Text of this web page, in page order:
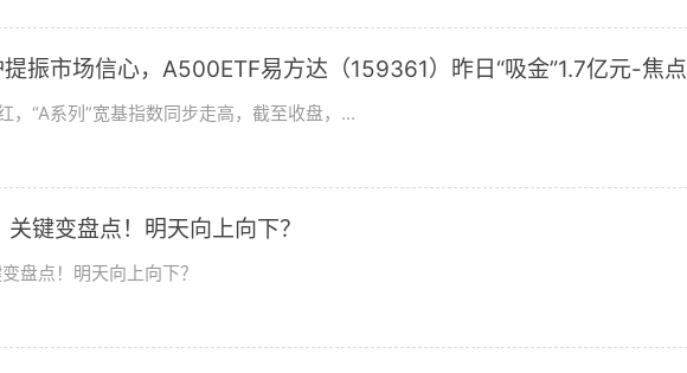
振市场信心，A500ETF易方达（159361）昨日“吸金”1.7亿元-焦点
，“A系列”宽基指数同步走高，截至收盘，...
键变盘点！明天向上向下？
盘点！明天向上向下？